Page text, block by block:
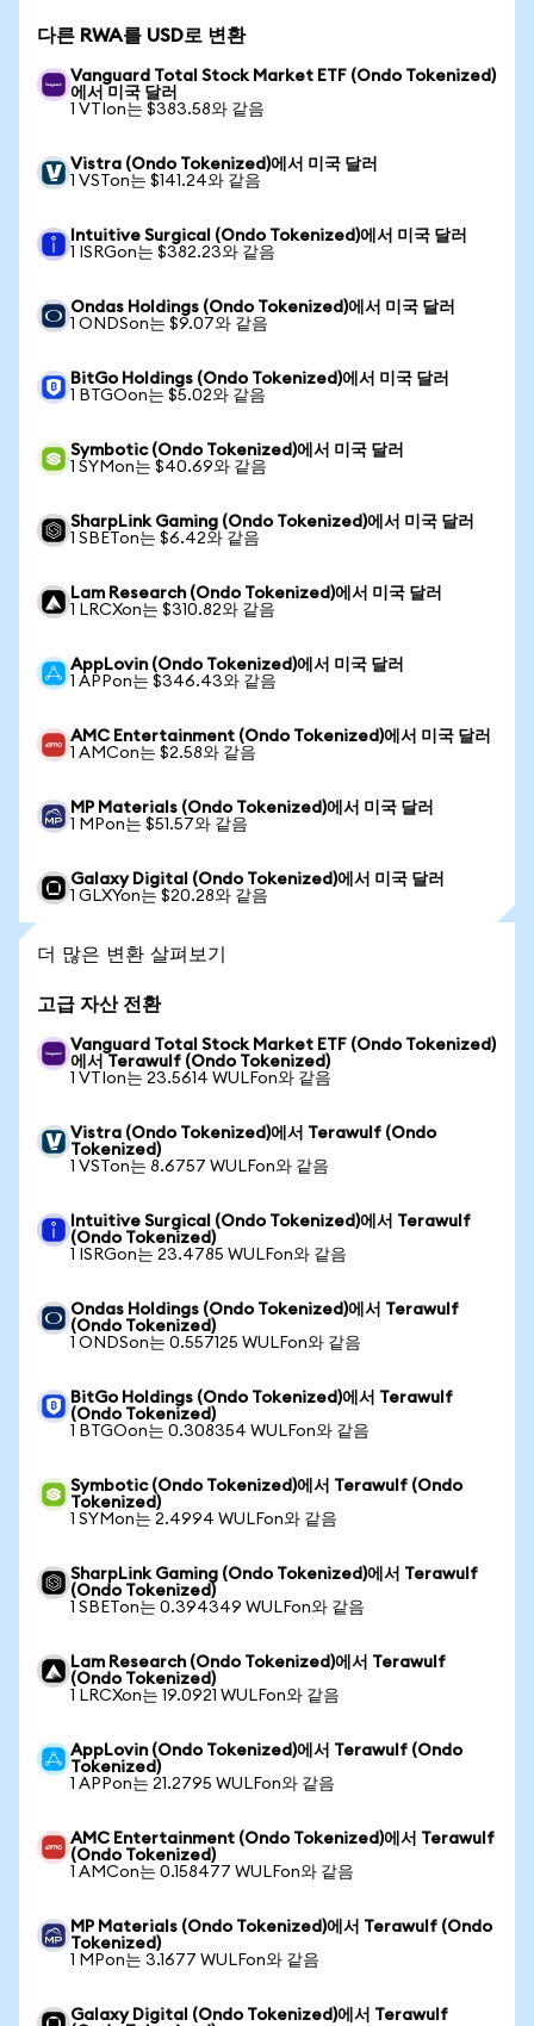
다른 RWA를 USD로 변환
Vanguard Total Stock Market ETF (Ondo Tokenized)
에서 미국 달러
1 VTIon는 $383.58와 같음
Vistra (Ondo Tokenized)에서 미국 달러
1 VSTon는 $141.24와 같음
Intuitive Surgical (Ondo Tokenized)에서 미국 달러
1 ISRGon는 $382.23와 같음
Ondas Holdings (Ondo Tokenized)에서 미국 달러
1 ONDSon는 $9.07와 같음
BitGo Holdings (Ondo Tokenized)에서 미국 달러
1 BTGOon는 $5.02와 같음
Symbotic (Ondo Tokenized)에서 미국 달러
1 SYMon는 $40.69와 같음
SharpLink Gaming (Ondo Tokenized)에서 미국 달러
1 SBETon는 $6.42와 같음
Lam Research (Ondo Tokenized)에서 미국 달러
1 LRCXon는 $310.82와 같음
AppLovin (Ondo Tokenized)에서 미국 달러
1 APPon는 $346.43와 같음
AMC Entertainment (Ondo Tokenized)에서 미국 달러
1 AMCon는 $2.58와 같음
MP Materials (Ondo Tokenized)에서 미국 달러
1 MPon는 $51.57와 같음
Galaxy Digital (Ondo Tokenized)에서 미국 달러
1 GLXYon는 $20.28와 같음
더 많은 변환 살펴보기
고급 자산 전환
Vanguard Total Stock Market ETF (Ondo Tokenized)
에서 Terawulf (Ondo Tokenized)
1 VTIon는 23.5614 WULFon와 같음
Vistra (Ondo Tokenized)에서 Terawulf (Ondo
Tokenized)
1 VSTon는 8.6757 WULFon와 같음
Intuitive Surgical (Ondo Tokenized)에서 Terawulf
(Ondo Tokenized)
1 ISRGon는 23.4785 WULFon와 같음
Ondas Holdings (Ondo Tokenized)에서 Terawulf
(Ondo Tokenized)
1 ONDSon는 0.557125 WULFon와 같음
BitGo Holdings (Ondo Tokenized)에서 Terawulf
(Ondo Tokenized)
1 BTGOon는 0.308354 WULFon와 같음
Symbotic (Ondo Tokenized)에서 Terawulf (Ondo
Tokenized)
1 SYMon는 2.4994 WULFon와 같음
SharpLink Gaming (Ondo Tokenized)에서 Terawulf
(Ondo Tokenized)
1 SBETon는 0.394349 WULFon와 같음
Lam Research (Ondo Tokenized)에서 Terawulf
(Ondo Tokenized)
1 LRCXon는 19.0921 WULFon와 같음
AppLovin (Ondo Tokenized)에서 Terawulf (Ondo
Tokenized)
1 APPon는 21.2795 WULFon와 같음
AMC Entertainment (Ondo Tokenized)에서 Terawulf
(Ondo Tokenized)
1 AMCon는 0.158477 WULFon와 같음
MP Materials (Ondo Tokenized)에서 Terawulf (Ondo
Tokenized)
1 MPon는 3.1677 WULFon와 같음
Galaxy Digital (Ondo Tokenized)에서 Terawulf